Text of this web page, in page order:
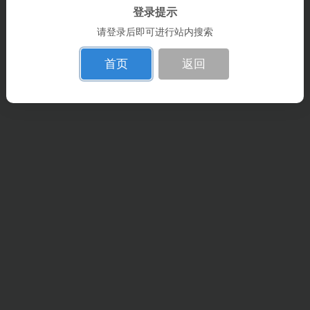
登录提示
请登录后即可进行站内搜索
首页 返回